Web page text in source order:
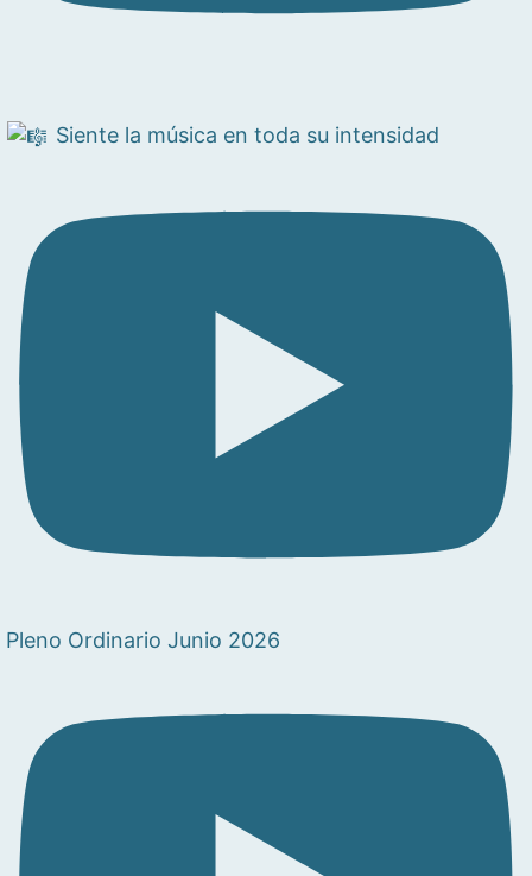
Siente la música en toda su intensidad
Pleno Ordinario Junio 2026